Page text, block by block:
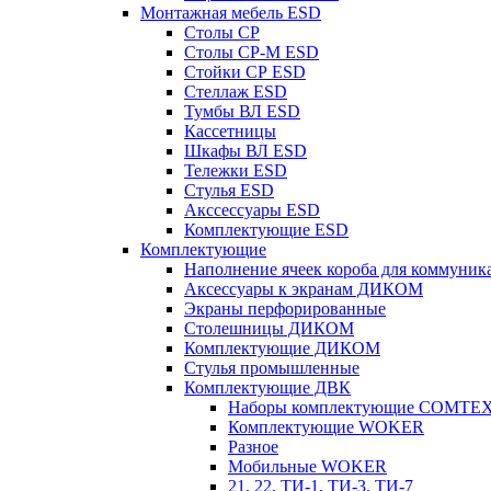
Монтажная мебель ESD
Столы СР
Столы СР-М ESD
Стойки СР ESD
Стеллаж ESD
Тумбы ВЛ ESD
Кассетницы
Шкафы ВЛ ESD
Тележки ESD
Стулья ESD
Акссессуары ESD
Комплектующие ESD
Комплектующие
Наполнение ячеек короба для
Аксессуары к экранам ДИКОМ
Экраны перфорированные
Cтолешницы ДИКОМ
Комплектующие ДИКОМ
Стулья промышленные
Комплектующие ДВК
Наборы комплектующие
Комплектующие WOKER
Разное
Мобильные WOKER
21, 22, ТИ-1, ТИ-3, ТИ-7